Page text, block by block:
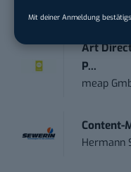
Mit deiner Anmeldung
Art
P...
meap
Content-
Hermann